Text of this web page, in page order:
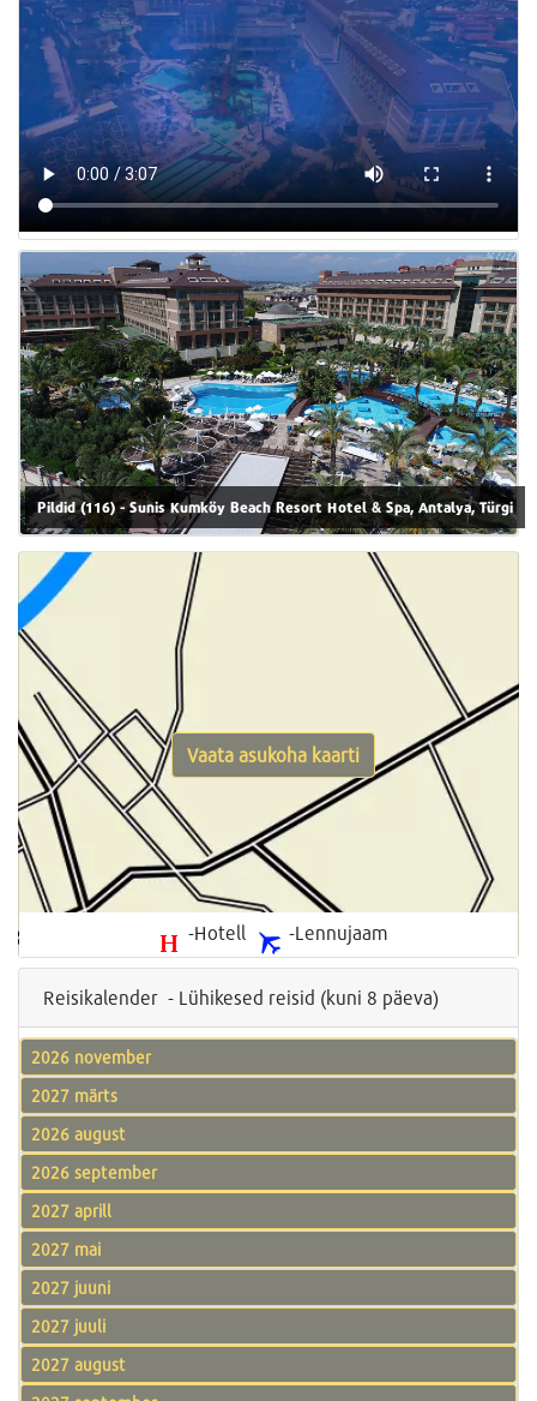
Pildid (116) - Sunis Kumköy Beach Resort Hotel & Spa, Antalya, Türgi
-Hotell -Lennujaam
Vaata asukoha kaarti
Reisikalender - Lühikesed reisid (kuni 8 päeva)
2026 november
2027 märts
2026 august
2026 september
2027 aprill
2027 mai
2027 juuni
2027 juuli
2027 august